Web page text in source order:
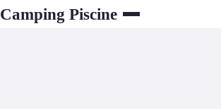
Camping Piscine